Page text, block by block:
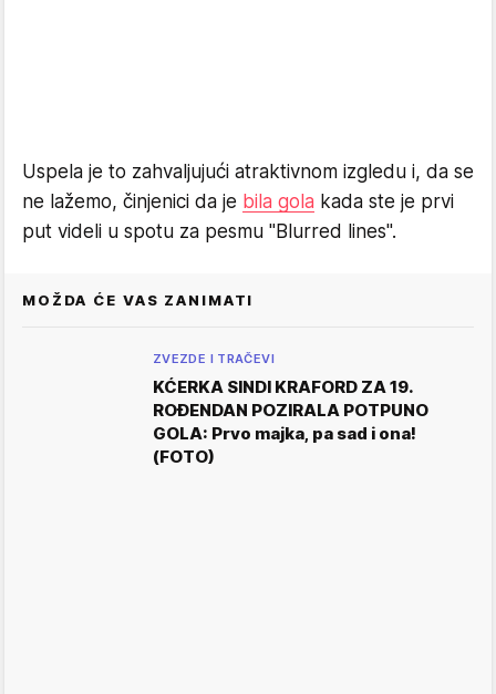
Uspela je to zahvaljujući atraktivnom izgledu i, da se
ne lažemo, činjenici da je bila gola kada ste je prvi
put videli u spotu za pesmu "Blurred lines".
MOŽDA ĆE VAS ZANIMATI
ZVEZDE I TRAČEVI
KĆERKA SINDI KRAFORD ZA 19.
ROĐENDAN POZIRALA POTPUNO
GOLA: Prvo majka, pa sad i ona!
(FOTO)